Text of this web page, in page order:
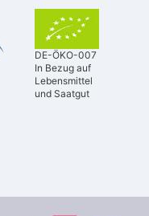
DE-ÖKO-007
In Bezug auf
Lebensmittel
und Saatgut